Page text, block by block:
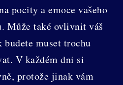
pocity a emoce vašeho
Může také ovlivnit váš
muset trochu
V každém dni si
protože jinak vám